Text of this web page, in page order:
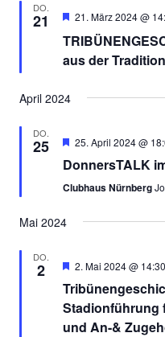
DO.
21 Empfohlen
21. März 2024 @
aus der
April 2024
DO.
25 Empfohlen
25. April 2024 @
DonnersTALK
Clubhaus Nürnberg
Mai 2024
DO.
2 Empfohlen
2. Mai 2024 @ 14:30
Stadionführung
und An-&